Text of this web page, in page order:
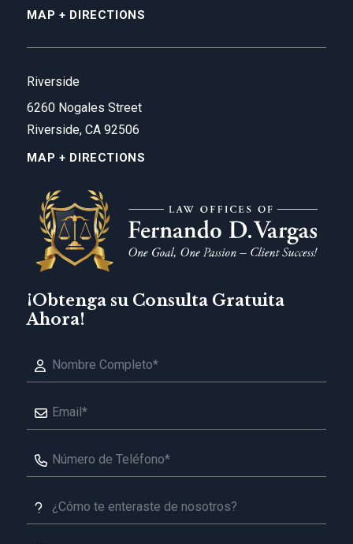
MAP + DIRECTIONS
Riverside
6260 Nogales Street
Riverside, CA 92506
MAP + DIRECTIONS
¡Obtenga su Consulta Gratuita
Ahora!